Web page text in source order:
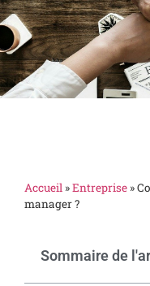
Accueil »Entreprise »
manager ?
Sommaire de